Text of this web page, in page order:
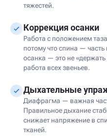
тяжестей.
Коррекция осанки
Работа с положением
потому что спина —
осанка — это не
работа всех звеньев.
Дыхательные
Диафрагма — важная
Правильное дыхание
снижает напряжение в
тканей.